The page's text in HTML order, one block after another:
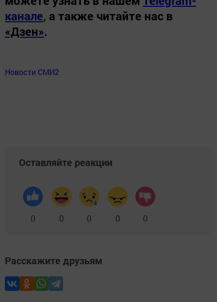
канале, а также читайте нас в
«Дзен».
Новости СМИ2
Оставляйте реакции
0 0 0 0 0
Расскажите друзьям